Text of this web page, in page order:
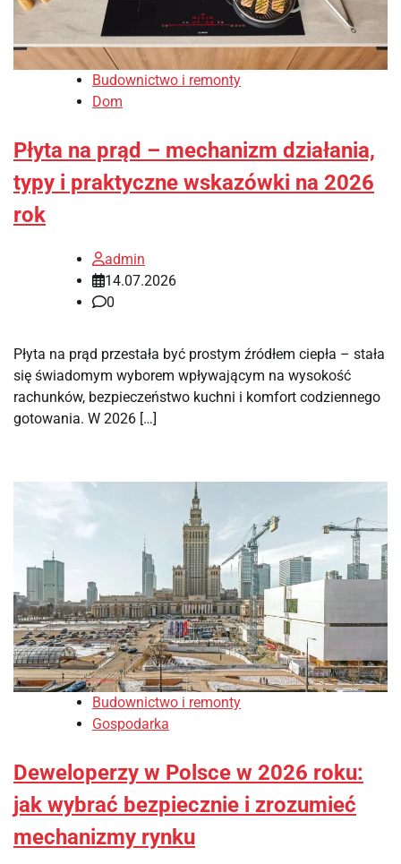
Budownictwo i remonty
Dom
Płyta na prąd – mechanizm działania,
typy i praktyczne wskazówki na 2026
rok
admin
14.07.2026
0
Płyta na prąd przestała być prostym źródłem ciepła – stała
się świadomym wyborem wpływającym na wysokość
rachunków, bezpieczeństwo kuchni i komfort codziennego
gotowania. W 2026 […]
Budownictwo i remonty
Gospodarka
Deweloperzy w Polsce w 2026 roku:
jak wybrać bezpiecznie i zrozumieć
mechanizmy rynku